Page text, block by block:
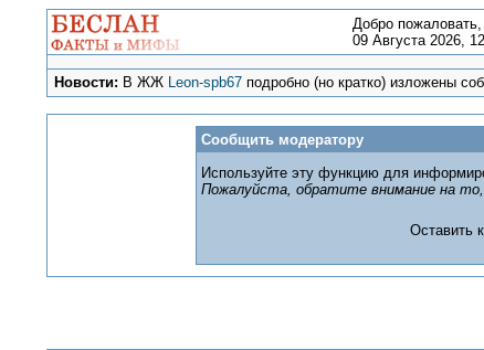
Добро пожаловать,
09 Августа 2026,
Новости: В ЖЖ Leon-spb67 подробно (но кратко) изложены
Сообщить модератору
Используйте эту функцию для
Пожалуйста, обратите внимание на
Оставить